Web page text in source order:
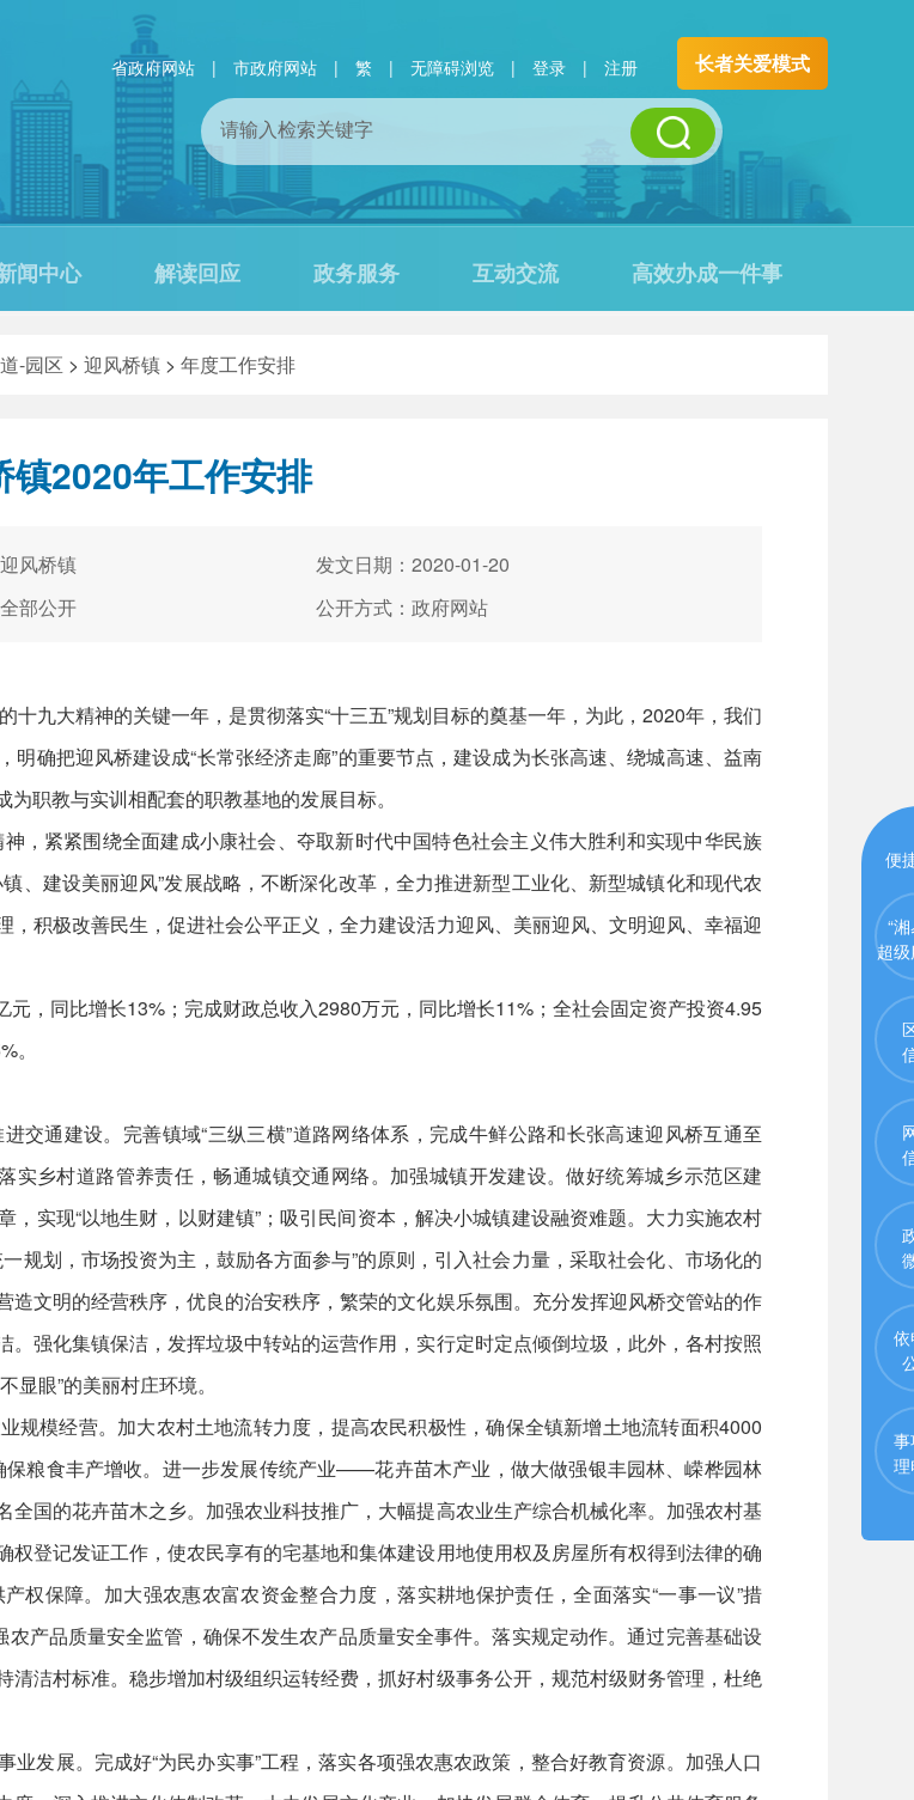
省政府网站 | 市政府网站 | 繁 | 无障碍浏览 | 登录 | 注册 长者关爱模式
闻中心 解读回应 政务服务 互动交流 高效办成一件事
-园区 > 迎风桥镇 > 年度工作安排
镇2020年工作安排
风桥镇
发文日期：2020-01-20
部公开 公开方式：政府网站
九大精神的关键一年，是贯彻落实“十三五”规划目标的奠基一年，为此，2020年，我们
确把迎风桥建设成“长常张经济走廊”的重要节点，建设成为长张高速、绕城高速、益南
职教与实训相配套的职教基地的发展目标。
，紧紧围绕全面建成小康社会、夺取新时代中国特色社会主义伟大胜利和实现中华民族
、建设美丽迎风”发展战略，不断深化改革，全力推进新型工业化、新型城镇化和现代农
积极改善民生，促进社会公平正义，全力建设活力迎风、美丽迎风、文明迎风、幸福迎
，同比增长13%；完成财政总收入2980万元，同比增长11%；全社会固定资产投资4.95
。
交通建设。完善镇域“三纵三横”道路网络体系，完成牛鲜公路和长张高速迎风桥互通至
乡村道路管养责任，畅通城镇交通网络。加强城镇开发建设。做好统筹城乡示范区建
实现“以地生财，以财建镇”；吸引民间资本，解决小城镇建设融资难题。大力实施农村
规划，市场投资为主，鼓励各方面参与”的原则，引入社会力量，采取社会化、市场化的
文明的经营秩序，优良的治安秩序，繁荣的文化娱乐氛围。充分发挥迎风桥交管站的作
强化集镇保洁，发挥垃圾中转站的运营作用，实行定时定点倾倒垃圾，此外，各村按照
眼”的美丽村庄环境。
规模经营。加大农村土地流转力度，提高农民积极性，确保全镇新增土地流转面积4000
粮食丰产增收。进一步发展传统产业——花卉苗木产业，做大做强银丰园林、嵘桦园林
国的花卉苗木之乡。加强农业科技推广，大幅提高农业生产综合机械化率。加强农村基
登记发证工作，使农民享有的宅基地和集体建设用地使用权及房屋所有权得到法律的确
权保障。加大强农惠农富农资金整合力度，落实耕地保护责任，全面落实“一事一议”措
产品质量安全监管，确保不发生农产品质量安全事件。落实规定动作。通过完善基础设
洁村标准。稳步增加村级组织运转经费，抓好村级事务公开，规范村级财务管理，杜绝
发展。完成好“为民办实事”工程，落实各项强农惠农政策，整合好教育资源。加强人口
便
“
超